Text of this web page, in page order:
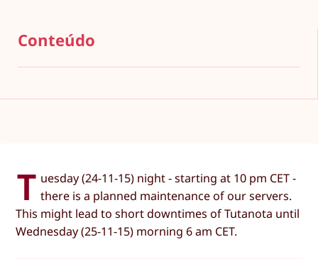
Conteúdo
T uesday (24-11-15) night - starting at 10 pm CET -
there is a planned maintenance of our servers.
This might lead to short downtimes of Tutanota until
Wednesday (25-11-15) morning 6 am CET.